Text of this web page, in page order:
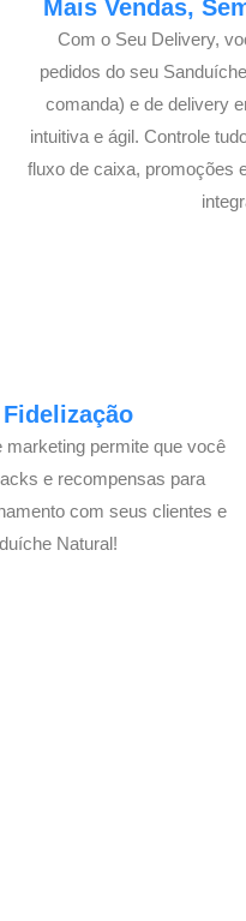
Mais Vendas,
Com o Seu Delivery,
pedidos do seu
comanda) e de delivery
intuitiva e ágil. Controle
fluxo de caixa, promoções
permite que você
e recompensas para
com seus clientes e
Natural!